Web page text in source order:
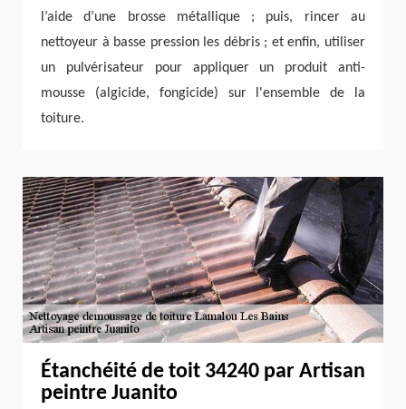
l’aide d’une brosse métallique ; puis, rincer au
nettoyeur à basse pression les débris ; et enfin, utiliser
un pulvérisateur pour appliquer un produit anti-
mousse (algicide, fongicide) sur l'ensemble de la
toiture.
Étanchéité de toit 34240 par Artisan
peintre Juanito